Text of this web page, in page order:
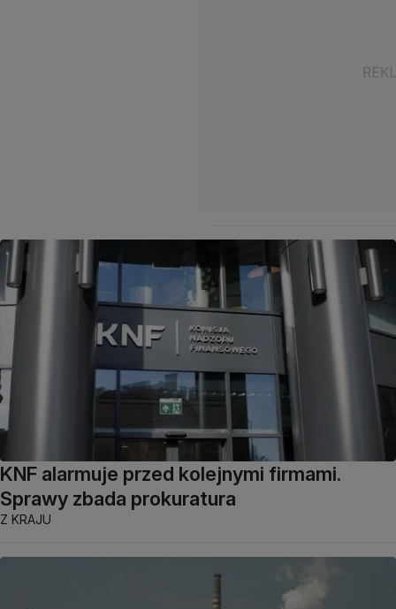
KNF alarmuje przed kolejnymi firmami.
Sprawy zbada prokuratura
Z KRAJU